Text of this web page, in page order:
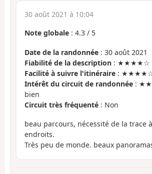
30 août 2021 à 10:04
Note globale : 4.3 / 5
Date de la randonnée : 30 août 2021
Fiabilité de la description : ★★★★☆
Facilité à suivre l'itinéraire : ★★★★☆
Intérêt du circuit de randonnée :
bien
Circuit très fréquenté : Non
beau parcours, nécessité de la trace
endroits.
Très peu de monde. beaux